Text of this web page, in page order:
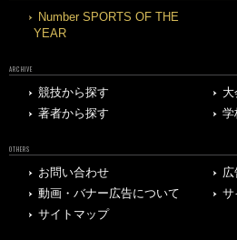
Number SPORTS OF THE
YEAR
ARCHIVE
競技から探す
大
著者から探す
学
OTHERS
お問い合わせ
広
動画・バナー広告について
サ
サイトマップ